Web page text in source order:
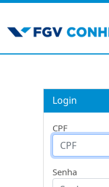
Login
CPF
Senha